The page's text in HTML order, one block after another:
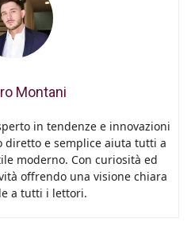
Montani
in tendenze e innovazioni
diretto e semplice aiuta tutti a
moderno. Con curiosità ed
offrendo una visione chiara
a tutti i lettori.